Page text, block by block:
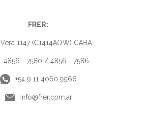
FRER:
Vera 1147 (C1414AOW) CABA
4856 - 7580 / 4856 - 7586
+54 9 11 4060 9966
info@frer.com.ar